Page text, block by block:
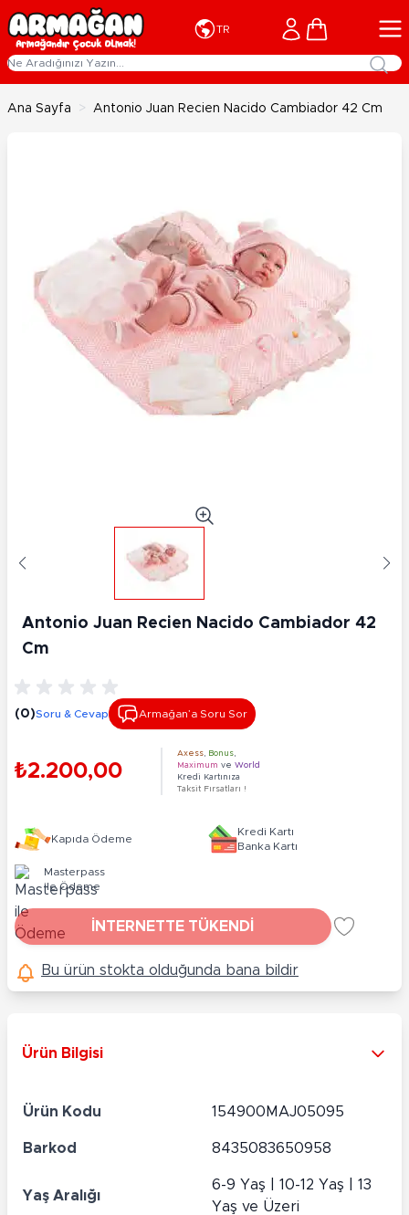
İçeriğe geç
TR Cart
Ana Sayfa > Antonio Juan Recien Nacido Cambiador 42 Cm
Antonio Juan Recien Nacido Cambiador 42
Cm
(0)Soru & Cevap Armağan’a Soru Sor
₺2.200,00
Axess Bonus
Maximum ve World
Kredi Kartınıza
Taksit Fırsatları !
Kapıda Ödeme
Kredi Kartı
Banka Kartı
Masterpass
ile Ödeme
İNTERNETTE TÜKENDİ
Bu ürün stokta olduğunda bana bildir
Ürün Bilgisi
Ürün Kodu 154900MAJ05095
Barkod 8435083650958
Yaş Aralığı
6-9 Yaş | 10-12 Yaş | 13
Yaş ve Üzeri